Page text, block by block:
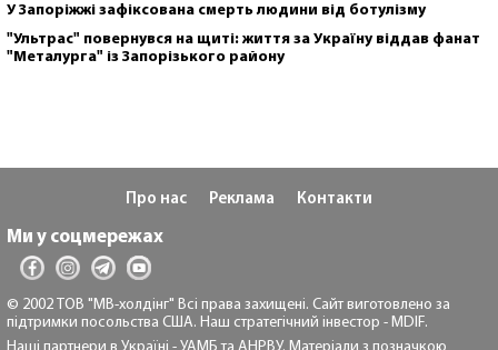
У Запоріжжі зафіксована смерть людини від ботулізму
"Ультрас" повернувся на щиті: життя за Україну віддав фанат
"Металурга" із Запорізького району
Про нас Реклама Контакти
Ми у соцмережах
© 2002 ТОВ "МВ-холдінг" Всі права захищені. Сайт виготовлено за
підтримки посольства США. Наш стратегічний інвестор - MDIF.